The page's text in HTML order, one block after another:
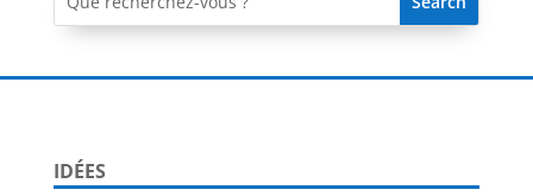
IDÉES